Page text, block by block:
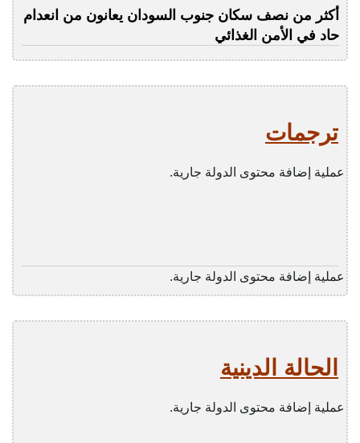
أكثر من نصف سكان جنوب السودان يعانون من انعدام
حاد في الأمن الغذائي
ترجمات
عملية إضافة محتوى الدولة جارية.
عملية إضافة محتوى الدولة جارية.
الحالة الدينية
عملية إضافة محتوى الدولة جارية.